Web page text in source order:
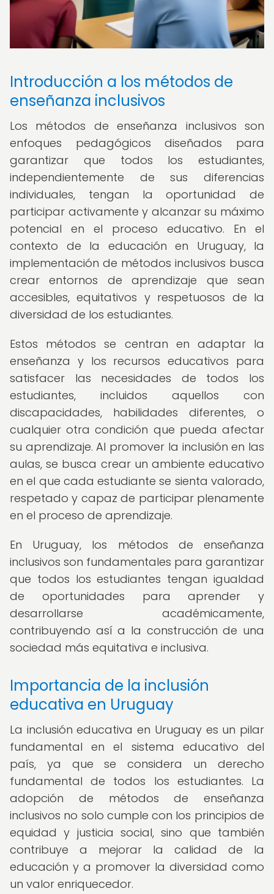
Introducción a los métodos de
enseñanza inclusivos
Los métodos de enseñanza inclusivos son
enfoques pedagógicos diseñados para
garantizar que todos los estudiantes,
independientemente de sus diferencias
individuales, tengan la oportunidad de
participar activamente y alcanzar su máximo
potencial en el proceso educativo. En el
contexto de la educación en Uruguay, la
implementación de métodos inclusivos busca
crear entornos de aprendizaje que sean
accesibles, equitativos y respetuosos de la
diversidad de los estudiantes.
Estos métodos se centran en adaptar la
enseñanza y los recursos educativos para
satisfacer las necesidades de todos los
estudiantes, incluidos aquellos con
discapacidades, habilidades diferentes, o
cualquier otra condición que pueda afectar
su aprendizaje. Al promover la inclusión en las
aulas, se busca crear un ambiente educativo
en el que cada estudiante se sienta valorado,
respetado y capaz de participar plenamente
en el proceso de aprendizaje.
En Uruguay, los métodos de enseñanza
inclusivos son fundamentales para garantizar
que todos los estudiantes tengan igualdad
de oportunidades para aprender y
desarrollarse académicamente,
contribuyendo así a la construcción de una
sociedad más equitativa e inclusiva.
Importancia de la inclusión
educativa en Uruguay
La inclusión educativa en Uruguay es un pilar
fundamental en el sistema educativo del
país, ya que se considera un derecho
fundamental de todos los estudiantes. La
adopción de métodos de enseñanza
inclusivos no solo cumple con los principios de
equidad y justicia social, sino que también
contribuye a mejorar la calidad de la
educación y a promover la diversidad como
un valor enriquecedor.